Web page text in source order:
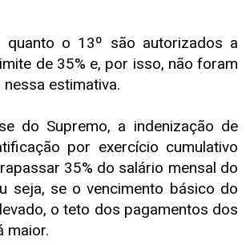
o 13º são autorizados a
de 35% e, por isso, não foram
estimativa.
do Supremo, a indenização de
por exercício cumulativo
35% do salário mensal do
seja, se o vencimento básico do
o teto dos pagamentos dos
maior.